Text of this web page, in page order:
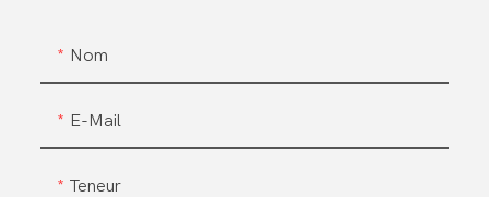
Nom
E-Mail
Teneur